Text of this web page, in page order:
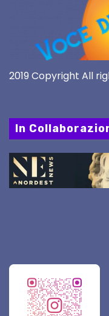
2019 Copyright All
In